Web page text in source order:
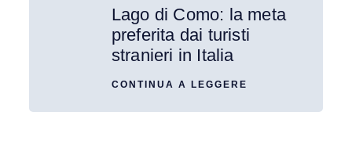
Lago di Como: la meta
preferita dai turisti
stranieri in Italia
CONTINUA A LEGGERE